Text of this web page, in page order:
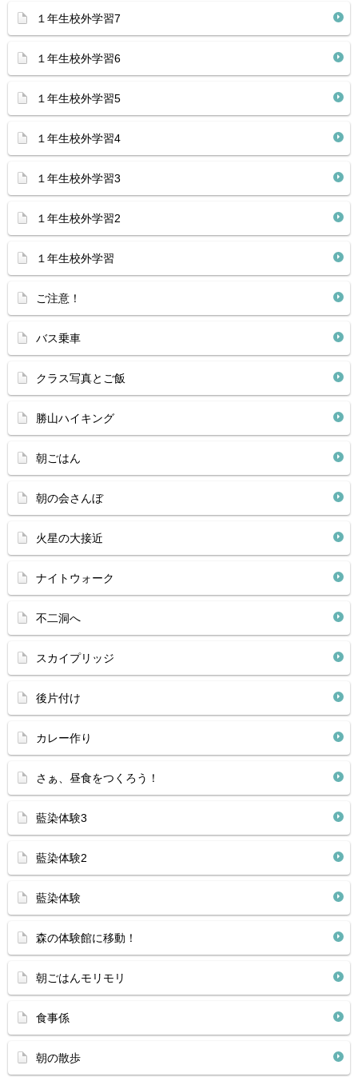
１年生校外学習7
１年生校外学習6
１年生校外学習5
１年生校外学習4
１年生校外学習3
１年生校外学習2
１年生校外学習
ご注意！
バス乗車
クラス写真とご飯
勝山ハイキング
朝ごはん
朝の会さんぼ
火星の大接近
ナイトウォーク
不二洞へ
スカイプリッジ
後片付け
カレー作り
さぁ、昼食をつくろう！
藍染体験3
藍染体験2
藍染体験
森の体験館に移動！
朝ごはんモリモリ
食事係
朝の散歩